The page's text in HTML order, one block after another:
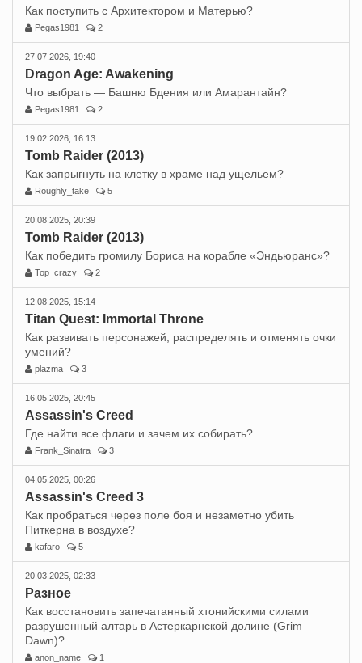
Как поступить с Архитектором и Матерью?
Pegas1981 2
27.07.2026, 19:40
Dragon Age: Awakening
Что выбрать — Башню Бдения или Амарантайн?
Pegas1981 2
19.02.2026, 16:13
Tomb Raider (2013)
Как запрыгнуть на клетку в храме над ущельем?
Roughly_take 5
20.08.2025, 20:39
Tomb Raider (2013)
Как победить громилу Бориса на корабле «Эндьюранс»?
Top_crazy 2
12.08.2025, 15:14
Titan Quest: Immortal Throne
Как развивать персонажей, распределять и отменять очки
умений?
plazma 3
16.05.2025, 20:45
Assassin's Creed
Где найти все флаги и зачем их собирать?
Frank_Sinatra 3
04.05.2025, 00:26
Assassin's Creed 3
Как пробраться через поле боя и незаметно убить
Питкерна в воздухе?
kafaro 5
20.03.2025, 02:33
Разное
Как восстановить запечатанный хтонийскими силами
разрушенный алтарь в Астеркарнской долине (Grim
Dawn)?
anon_name 1